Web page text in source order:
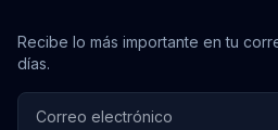
Recibe lo más importante en tu
días.